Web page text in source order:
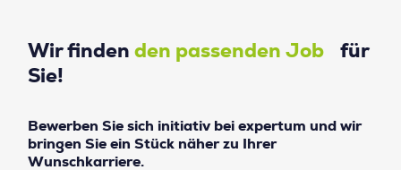
Wir finden den passenden Job für
Sie!
Bewerben Sie sich initiativ bei expertum und wir
bringen Sie ein Stück näher zu Ihrer
Wunschkarriere.